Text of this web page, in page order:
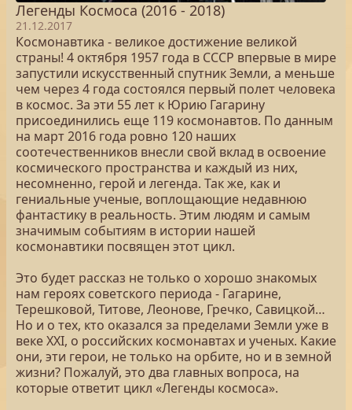
Легенды Космоса (2016 - 2018)
21.12.2017
Космонавтика - великое достижение великой
страны! 4 октября 1957 года в СССР впервые в мире
запустили искусственный спутник Земли, а меньше
чем через 4 года состоялся первый полет человека
в космос. За эти 55 лет к Юрию Гагарину
присоединились еще 119 космонавтов. По данным
на март 2016 года ровно 120 наших
соотечественников внесли свой вклад в освоение
космического пространства и каждый из них,
несомненно, герой и легенда. Так же, как и
гениальные ученые, воплощающие недавнюю
фантастику в реальность. Этим людям и самым
значимым событиям в истории нашей
космонавтики посвящен этот цикл.
Это будет рассказ не только о хорошо знакомых
нам героях советского периода - Гагарине,
Терешковой, Титове, Леонове, Гречко, Савицкой…
Но и о тех, кто оказался за пределами Земли уже в
веке XXI, о российских космонавтах и ученых. Какие
они, эти герои, не только на орбите, но и в земной
жизни? Пожалуй, это два главных вопроса, на
которые ответит цикл «Легенды космоса».